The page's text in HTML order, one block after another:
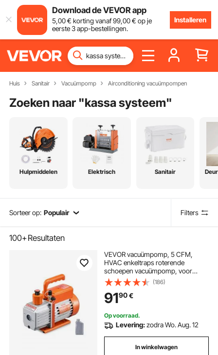
Download de VEVOR app
5,00€ korting vanaf99,00€ op je
eerste 3 app-bestellingen.
Installeren
Huis Sanitair Vacuümpomp Airconditioning vacuümpompen
Zoeken naar "kassa systeem"
Hulpmiddelen Elektrisch Sanitair
Sorteer op: Populair Filters
100+Resultaten
VEVOR vacuümpomp, 5 CFM,
HVAC enkeltraps roterende
schoepen vacuümpomp, voor
R134a R22 R410a systemen, Auto
AC vacuümpomp kit met oliefles,
voor auto airconditioning
onderhoud en hars ontgassing
(186)
9190€
Op voorraad.
Levering:zodra Wo. Aug. 12
In winkelwagen